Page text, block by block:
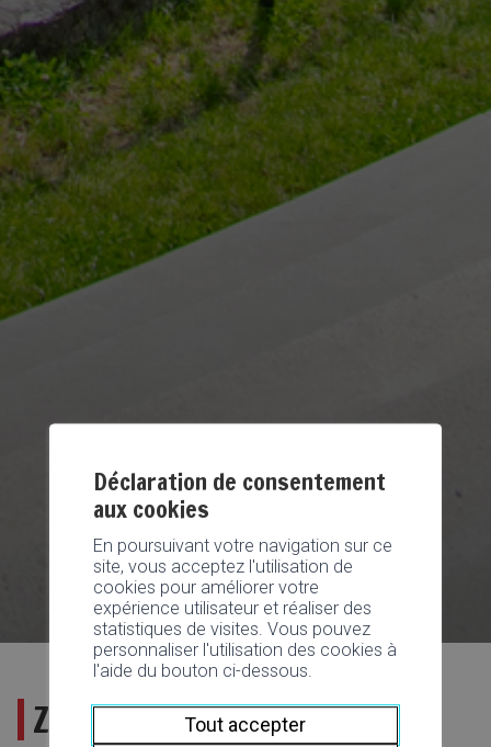
Zones réservées
Déclaration de consentement
aux cookies
En poursuivant votre navigation sur ce
site, vous acceptez l'utilisation de
cookies pour améliorer votre
expérience utilisateur et réaliser des
statistiques de visites. Vous pouvez
personnaliser l'utilisation des cookies à
l'aide du bouton ci-dessous.
Tout accepter